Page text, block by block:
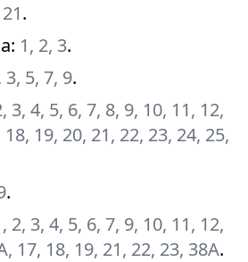
.
: 1, 2, 3.
3, 5, 7, 9.
3, 4, 5, 6, 7, 8, 9, 10, 11, 12,
19, 20, 21, 22, 23, 24, 25,
.
2, 3, 4, 5, 6, 7, 9, 10, 11, 12,
17, 18, 19, 21, 22, 23, 38А.